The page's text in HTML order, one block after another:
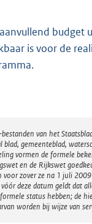
budget
is voor de
van het
blad, gemeenteblad,
vormen de formele
en de Rijkswet
voor zover ze na 1 juli
deze datum geldt dat
status hebben; de
worden bij wijze van